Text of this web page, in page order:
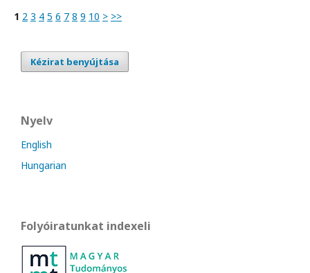
1 2 3 4 5 6 7 8 9 10 > >>
Kézirat benyújtása
Nyelv
English
Hungarian
Folyóiratunkat indexeli